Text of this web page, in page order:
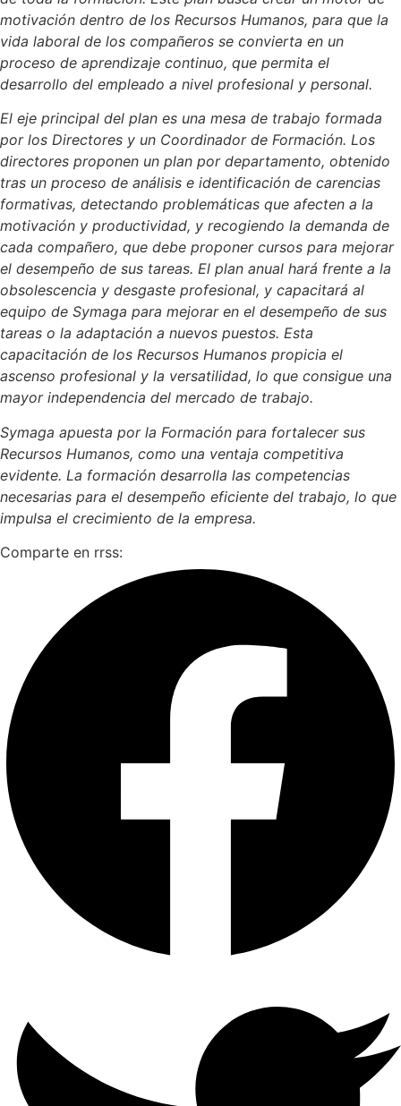
motivación dentro de los Recursos Humanos, para que la
vida laboral de los compañeros se convierta en un
proceso de aprendizaje continuo, que permita el
desarrollo del empleado a nivel profesional y personal.
El eje principal del plan es una mesa de trabajo formada
por los Directores y un Coordinador de Formación. Los
directores proponen un plan por departamento, obtenido
tras un proceso de análisis e identificación de carencias
formativas, detectando problemáticas que afecten a la
motivación y productividad, y recogiendo la demanda de
cada compañero, que debe proponer cursos para mejorar
el desempeño de sus tareas. El plan anual hará frente a la
obsolescencia y desgaste profesional, y capacitará al
equipo de Symaga para mejorar en el desempeño de sus
tareas o la adaptación a nuevos puestos. Esta
capacitación de los Recursos Humanos propicia el
ascenso profesional y la versatilidad, lo que consigue una
mayor independencia del mercado de trabajo.
Symaga apuesta por la Formación para fortalecer sus
Recursos Humanos, como una ventaja competitiva
evidente. La formación desarrolla las competencias
necesarias para el desempeño eficiente del trabajo, lo que
impulsa el crecimiento de la empresa.
Comparte en rrss: